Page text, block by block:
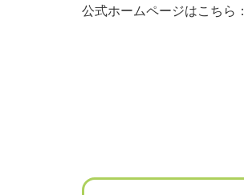
公式ホームページはこちら：